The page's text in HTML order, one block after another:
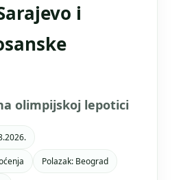
i
olimpijskoj lepotici
Polazak: Beograd